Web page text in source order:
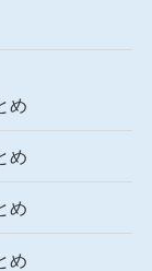
め
め
め
め